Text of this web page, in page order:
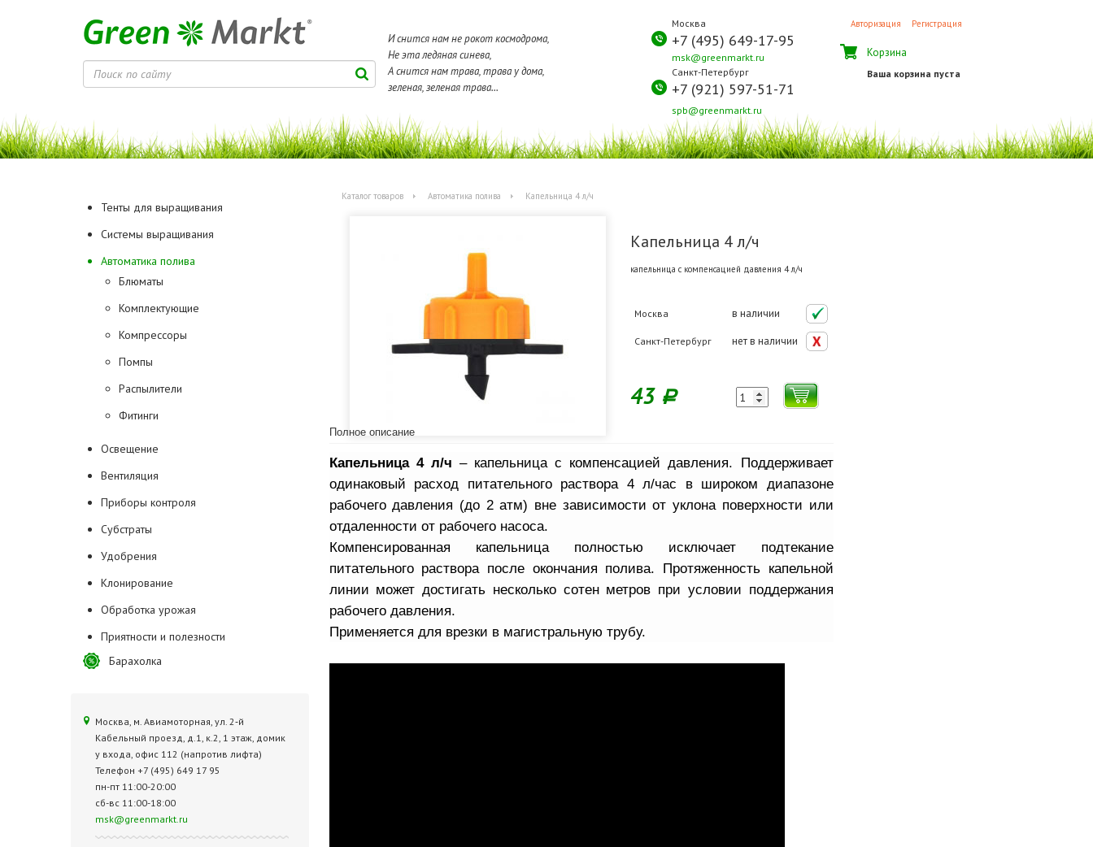
И снится нам не рокот космодрома,
Не эта ледяная синева,
А снится нам трава, трава у дома,
зеленая, зеленая трава...
Москва
+7 (495) 649-17-95
msk@greenmarkt.ru
Санкт-Петербург
+7 (921) 597-51-71
spb@greenmarkt.ru
Авторизация Регистрация
Корзина
Ваша корзина пуста
Тенты для выращивания
Системы выращивания
Автоматика полива
Блюматы
Комплектующие
Компрессоры
Помпы
Распылители
Фитинги
Освещение
Вентиляция
Приборы контроля
Субстраты
Удобрения
Клонирование
Обработка урожая
Приятности и полезности
Барахолка
Москва, м. Авиамоторная, ул. 2‑й
Кабельный проезд, д.1, к.2, 1 этаж, домик
у входа, офис 112 (напротив лифта)
Телефон +7 (495) 649 17 95
пн-пт 11:00-20:00
сб-вс 11:00-18:00
msk@greenmarkt.ru
Каталог товаров Автоматика полива Капельница 4 л/ч
Капельница 4 л/ч
капельница с компенсацией давления 4 л/ч
Москва в наличии
Санкт-Петербург нет в наличии
43 Р
Полное описание
Капельница 4 л/ч – капельница с компенсацией давления. Поддерживает
одинаковый расход питательного раствора 4 л/час в широком диапазоне
рабочего давления (до 2 атм) вне зависимости от уклона поверхности или
отдаленности от рабочего насоса.
Компенсированная капельница полностью исключает подтекание
питательного раствора после окончания полива. Протяженность капельной
линии может достигать несколько сотен метров при условии поддержания
рабочего давления.
Применяется для врезки в магистральную трубу.